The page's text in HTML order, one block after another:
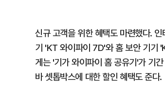
신규 고객을 위한 혜택도 마련했다.
기 'KT 와이파이 7D'와 홈 보안 기기
게는 '기가 와이파이 홈 공유기'가 기
바 셋톱박스에 대한 할인 혜택도 준다.